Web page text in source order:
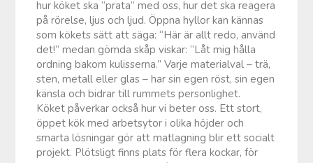
hur köket ska “prata” med oss, hur det ska reagera
på rörelse, ljus och ljud. Öppna hyllor kan kännas
som kökets sätt att säga: “Här är allt redo, använd
det!” medan gömda skåp viskar: “Låt mig hålla
ordning bakom kulisserna.” Varje materialval – trä,
sten, metall eller glas – har sin egen röst, sin egen
känsla och bidrar till rummets personlighet.
Köket påverkar också hur vi beter oss. Ett stort,
öppet kök med arbetsytor i olika höjder och
smarta lösningar gör att matlagning blir ett socialt
projekt. Plötsligt finns plats för flera kockar, för